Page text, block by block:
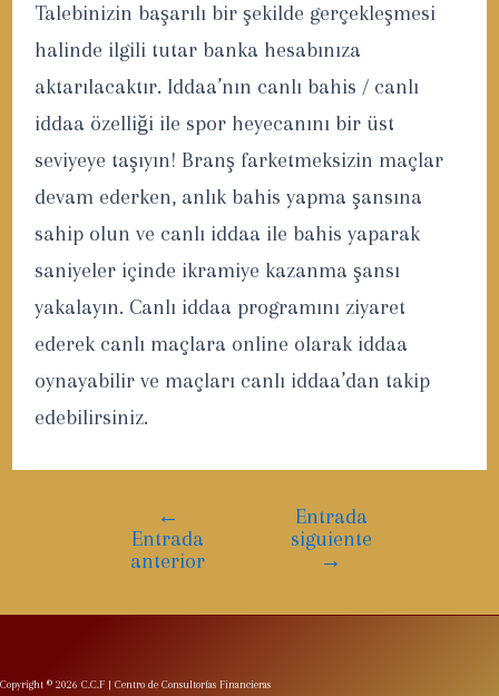
Talebinizin başarılı bir şekilde gerçekleşmesi
halinde ilgili tutar banka hesabınıza
aktarılacaktır. Iddaa’nın canlı bahis / canlı
iddaa özelliği ile spor heyecanını bir üst
seviyeye taşıyın! Branş farketmeksizin maçlar
devam ederken, anlık bahis yapma şansına
sahip olun ve canlı iddaa ile bahis yaparak
saniyeler içinde ikramiye kazanma şansı
yakalayın. Canlı iddaa programını ziyaret
ederek canlı maçlara online olarak iddaa
oynayabilir ve maçları canlı iddaa’dan takip
edebilirsiniz.
←
Entrada
anterior
Entrada
siguiente
→
Copyright © 2026 C.C.F | Centro de Consultorías Financieras